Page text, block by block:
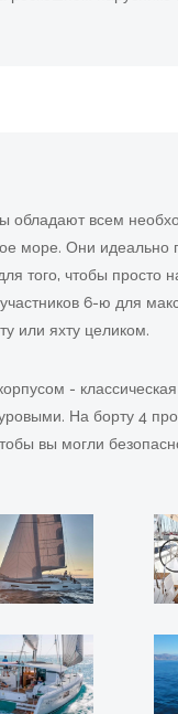
обладают всем
море. Они идеально
того, чтобы
6-ю для
или яхту целиком.
-
На борту 4
вы могли